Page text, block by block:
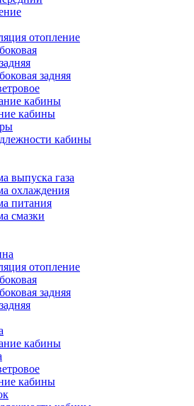
отопление
задняя
кабины
кабины
кабины
выпуска газа
охлаждения
питания
смазки
отопление
задняя
кабины
кабины